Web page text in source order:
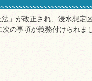
」が改正され、浸水想定
の事項が義務付けられま